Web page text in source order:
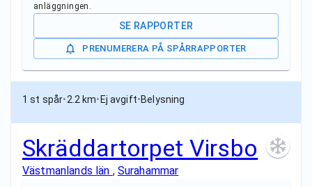
anläggningen.
SE RAPPORTER
PRENUMERERA PÅ SPÅRRAPPORTER
1 st spår•2.2 km• Ej avgift•Belysning
Skräddartorpet Virsbo
Västmanlands län , Surahammar